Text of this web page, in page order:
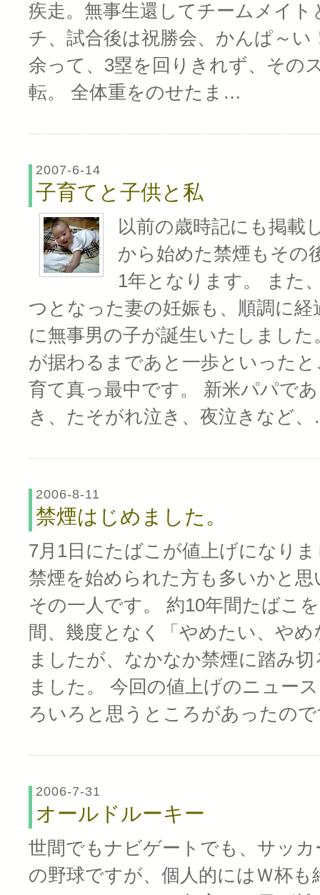
疾走。無事生還してチームメイ
チ、試合後は祝勝会、かんぱ～い
余って、3塁を回りきれず、その
転。 全体重をのせたま…
2007-6-14
子育てと子供と私
以前の歳時記にも掲載
から始めた禁煙もその
1年となります。 また
つとなった妻の妊娠も、順調に経
に無事男の子が誕生いたしました
が据わるまであと一歩といった
育て真っ最中です。 新米パパで
き、たそがれ泣き、夜泣きなど
2006-8-11
禁煙はじめました。
7月1日にたばこが値上げになり
禁煙を始められた方も多いかと
その一人です。 約10年間たばこ
間、幾度となく「やめたい、や
ましたが、なかなか禁煙に踏み
ました。 今回の値上げのニュー
ろいろと思うところがあったの
2006-7-31
オールドルーキー
世間でもナビゲートでも、サッ
の野球ですが、個人的にはＷ杯も